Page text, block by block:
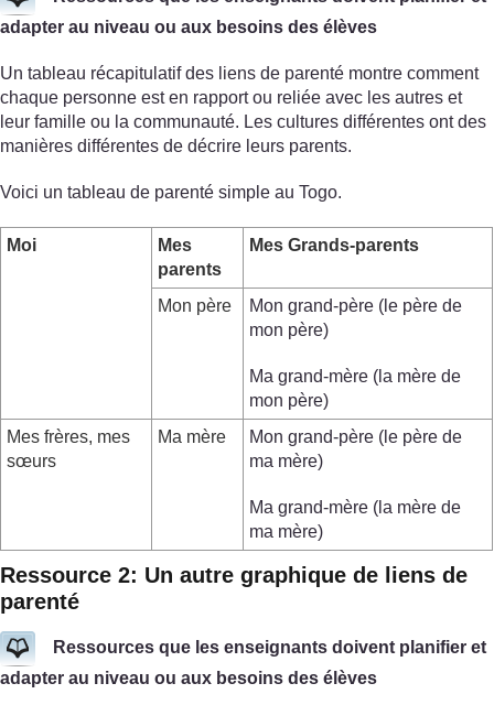
adapter au niveau ou aux besoins des élèves
Un tableau récapitulatif des liens de parenté montre comment
chaque personne est en rapport ou reliée avec les autres et
leur famille ou la communauté. Les cultures différentes ont des
manières différentes de décrire leurs parents.
Voici un tableau de parenté simple au Togo.
Moi
Mes
parents
Mes Grands-parents
Mon père
Mon grand-père (le père de
mon père)
Ma grand-mère (la mère de
mon père)
Mes frères, mes
sœurs
Ma mère
Mon grand-père (le père de
ma mère)
Ma grand-mère (la mère de
ma mère)
Ressource 2: Un autre graphique de liens de
parenté
Ressources que les enseignants doivent planifier et
adapter au niveau ou aux besoins des élèves